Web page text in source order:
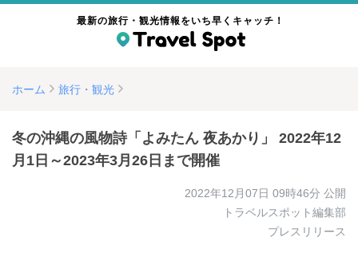
最新の旅行・観光情報をいち早くキャッチ！
ホーム 旅行・観光
冬の沖縄の風物詩「よみたん 夜あかり」 2022年12
月1日～2023年3月26日まで開催
2022年12月07日 09時46分 公開
トラベルスポット編集部
プレスリリース